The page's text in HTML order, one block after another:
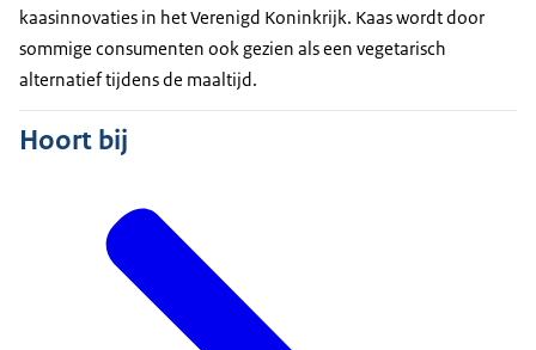
kaasinnovaties in het Verenigd Koninkrijk. Kaas wordt door
sommige consumenten ook gezien als een vegetarisch
alternatief tijdens de maaltijd.
Hoort bij